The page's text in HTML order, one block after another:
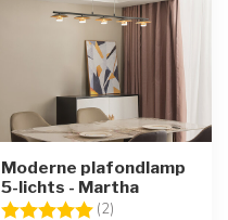
Moderne plafondlamp
5-lichts - Martha
Beoordeling: (2)